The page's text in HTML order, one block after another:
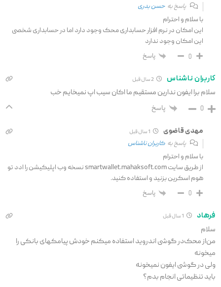
پاسخ به حسن بدری
با سلام و احترام
این امکان در نرم افزار حسابداری محک وجود دارد اما در حسابداری شخصی
این امکان وجود ندارد
0 پاسخ
کاربران ناشناس
سلام برا ایفون ندارین مستقیم ما اکان سیب اپ نمیخایم خب
0 پاسخ
مهدی قاضوی
پاسخ به کاربران ناشناس
با سلام و احترام
از طریق سایت smartwallet.mahaksoft.com نسخه وب اپلیکیشن را ادد تو
هوم اسکرین بزنید و استفاده کنید.
0 پاسخ
فرهاد
سلام
من‌از محک‌در گوشی اندروید استفاده میکنم خودش پیامکهای بانکی را
میخونه
ولی در گوشی ایفون نمیخونه
باید تنظیماتی انجام بدم؟